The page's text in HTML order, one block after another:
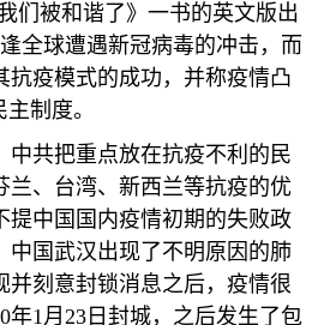
们被和谐了》一书的英文版出
全球遭遇新冠病毒的冲击，而
抗疫模式的成功，并称疫情凸
制度。
中共把重点放在抗疫不利的民
兰、台湾、新西兰等抗疫的优
提中国国内疫情初期的失败政
中国武汉出现了不明原因的肺
并刻意封锁消息之后，疫情很
年1月 23 日封城，之后发生了包